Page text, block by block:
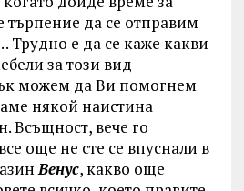
търпение да се отправим
Трудно е да се каже какви
за този вид
можем да Ви помогнем
някой наистина
Всъщност, вече го
още не сте се впуснали в
Венус, какво още